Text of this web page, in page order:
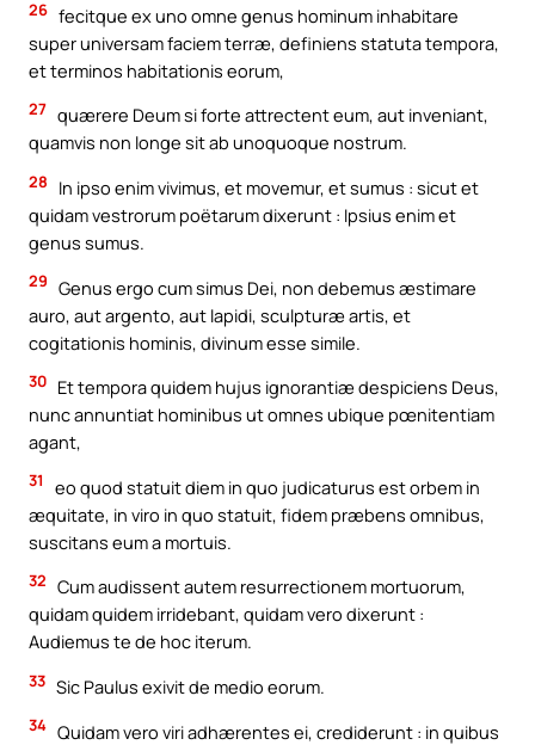
26 fecitque ex uno omne genus hominum inhabitare
super universam faciem terræ, definiens statuta tempora,
et terminos habitationis eorum,
27 quærere Deum si forte attrectent eum, aut inveniant,
quamvis non longe sit ab unoquoque nostrum.
28
In ipso enim vivimus, et movemur, et sumus : sicut et
quidam vestrorum poëtarum dixerunt : Ipsius enim et
genus sumus.
29 Genus ergo cum simus Dei, non debemus æstimare
auro, aut argento, aut lapidi, sculpturæ artis, et
cogitationis hominis, divinum esse simile.
30 Et tempora quidem hujus ignorantiæ despiciens Deus,
nunc annuntiat hominibus ut omnes ubique pœnitentiam
agant,
31
eo quod statuit diem in quo judicaturus est orbem in
æquitate, in viro in quo statuit, fidem præbens omnibus,
suscitans eum a mortuis.
32 Cum audissent autem resurrectionem mortuorum,
quidam quidem irridebant, quidam vero dixerunt :
Audiemus te de hoc iterum.
33 Sic Paulus exivit de medio eorum.
34 Quidam vero viri adhærentes ei, crediderunt : in quibus